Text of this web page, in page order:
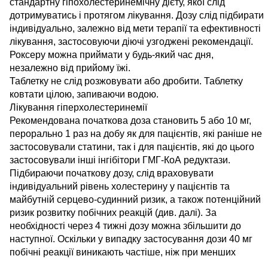
стандартну гіпохолестеринемічну дієту, якої слід
дотримуватись і протягом лікування. Дозу слід підбирати
індивідуально, залежно від мети терапії та ефективності
лікування, застосовуючи діючі узгоджені рекомендації.
Роксеру можна приймати у будь-який час дня,
незалежно від прийому їжі.
Таблетку не слід розжовувати або дробити. Таблетку
ковтати цілою, запиваючи водою.
Лікування гіперхолестеринемії
Рекомендована початкова доза становить 5 або 10 мг,
перорально 1 раз на добу як для пацієнтів, які раніше не
застосовували статини, так і для пацієнтів, які до цього
застосовували інші інгібітори ГМГ-КоА редуктази.
Підбираючи початкову дозу, слід враховувати
індивідуальний рівень холестерину у пацієнтів та
майбутній серцево-судинний ризик, а також потенційний
ризик розвитку побічних реакцій (див. далі). За
необхідності через 4 тижні дозу можна збільшити до
наступної. Оскільки у випадку застосування дози 40 мг
побічні реакції виникають частіше, ніж при менших